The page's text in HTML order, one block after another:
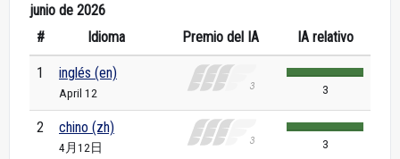
junio de 2026
#
Idioma Premio del IA IA relativo
1 inglés (en)
April 12 3
2 chino (zh)
4月12日 3